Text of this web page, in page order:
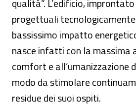
qualità”. L’edificio,
progettuali
bassissimo impatto
nasce infatti con la massima
comfort e all’umanizzazione
modo da stimolare
residue dei suoi ospiti.